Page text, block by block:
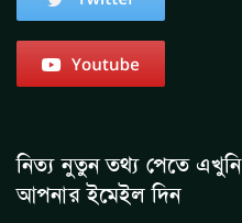
নিত্য নুতুন তথ্য পেতে এখুনি
আপনার ইমেইল দিন